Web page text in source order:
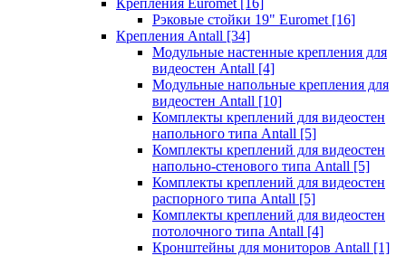
Крепления Euromet [16]
Рэковые стойки 19" Euromet [16]
Крепления Antall [34]
Модульные настенные крепления для
видеостен Antall [4]
Модульные напольные крепления для
видеостен Antall [10]
Комплекты креплений для видеостен
напольного типа Antall [5]
Комплекты креплений для видеостен
напольно-стенового типа Antall [5]
Комплекты креплений для видеостен
распорного типа Antall [5]
Комплекты креплений для видеостен
потолочного типа Antall [4]
Кронштейны для мониторов Antall [1]